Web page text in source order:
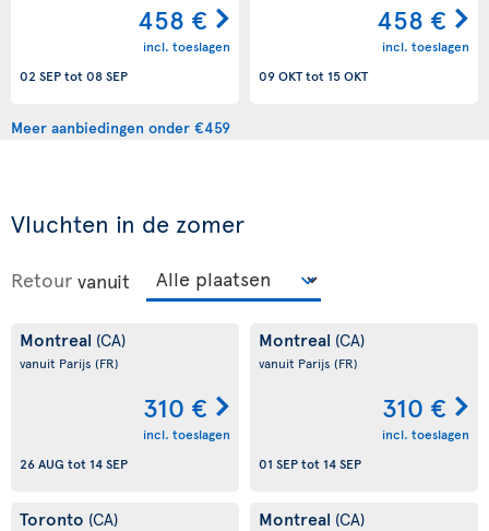
458 €
incl. toeslagen
02 SEPtot 08 SEP
458 €
incl. toeslagen
09 OKTtot 15 OKT
Meer aanbiedingen onder €459
Vluchten in de zomer
Retour vanuit
Montreal (CA)
vanuit Parijs (FR)
310 €
incl. toeslagen
26 AUG tot 14 SEP
Montreal (CA)
vanuit Parijs (FR)
310 €
incl. toeslagen
01 SEPtot 14 SEP
Toronto (CA) Montreal (CA)